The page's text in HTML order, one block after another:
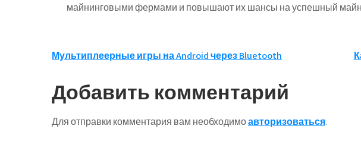
майнинговыми фермами и повышают их шансы на успешный
Навигация
по
записям
Мультиплеерные игры на Android через Bluetooth
Добавить комментарий
Для отправки комментария вам необходимоавторизоваться.